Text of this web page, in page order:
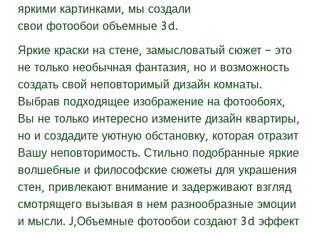
яркими картинками, мы создали
свои фотообои объемные 3d.
Яркие краски на стене, замысловатый сюжет – это
не только необычная фантазия, но и возможность
создать свой неповторимый дизайн комнаты.
Выбрав подходящее изображение на фотообоях,
Вы не только интересно измените дизайн квартиры,
но и создадите уютную обстановку, которая отразит
Вашу неповторимость. Стильно подобранные яркие
волшебные и философские сюжеты для украшения
стен, привлекают внимание и задерживают взгляд
смотрящего вызывая в нем разнообразные эмоции
и мысли. J,Объемные фотообои создают 3d эффект